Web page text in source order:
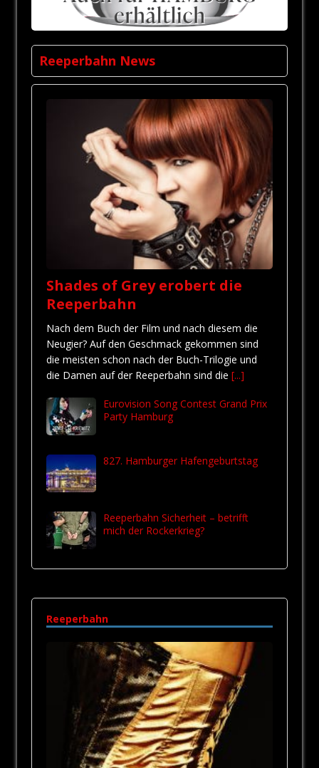
Reeperbahn News
Shades of Grey erobert die
Reeperbahn
Nach dem Buch der Film und nach diesem die
Neugier? Auf den Geschmack gekommen sind
die meisten schon nach der Buch-Trilogie und
die Damen auf der Reeperbahn sind die [...]
Eurovision Song Contest Grand Prix
Party Hamburg
827. Hamburger Hafengeburtstag
Reeperbahn Sicherheit – betrifft
mich der Rockerkrieg?
Reeperbahn